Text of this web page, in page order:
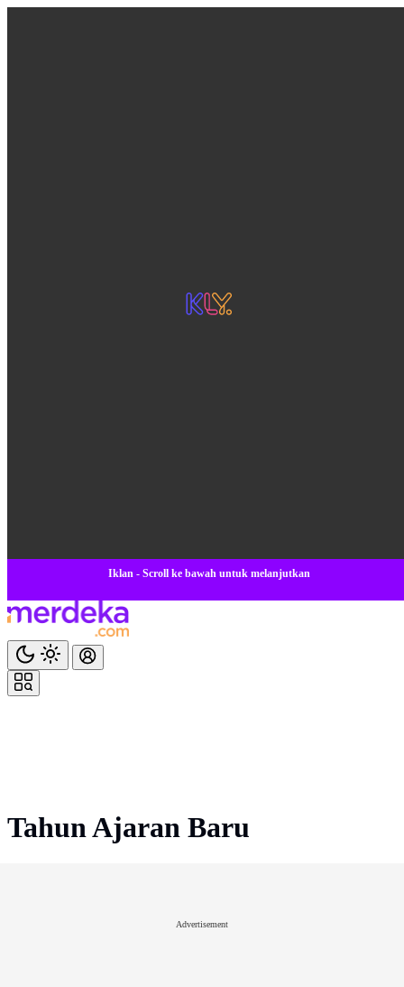
Iklan - Scroll ke bawah untuk melanjutkan
Tahun Ajaran Baru
Advertisement